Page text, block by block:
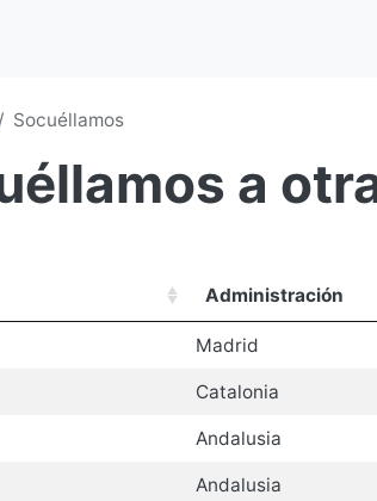
Socuéllamos
a
Administración
Madrid
Catalonia
Andalusia
Andalusia